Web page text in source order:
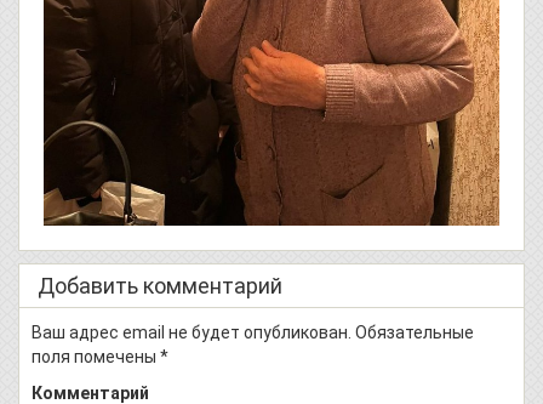
Добавить комментарий
Ваш адрес email не будет опубликован. Обязательные
поля помечены *
Комментарий